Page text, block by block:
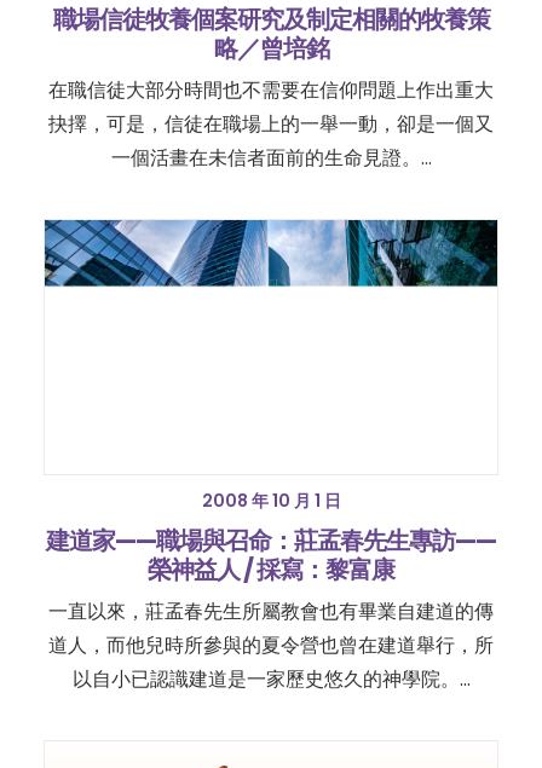
職場信徒牧養個案研究及制定相關的牧養策
略／曾培銘
在職信徒大部分時間也不需要在信仰問題上作出重大
抉擇，可是，信徒在職場上的一舉一動，卻是一個又
一個活畫在未信者面前的生命見證。…
2008 年 10 月 1 日
建道家——職場與召命：莊孟春先生專訪——
榮神益人 / 採寫：黎富康
一直以來，莊孟春先生所屬教會也有畢業自建道的傳
道人，而他兒時所參與的夏令營也曾在建道舉行，所
以自小已認識建道是一家歷史悠久的神學院。…